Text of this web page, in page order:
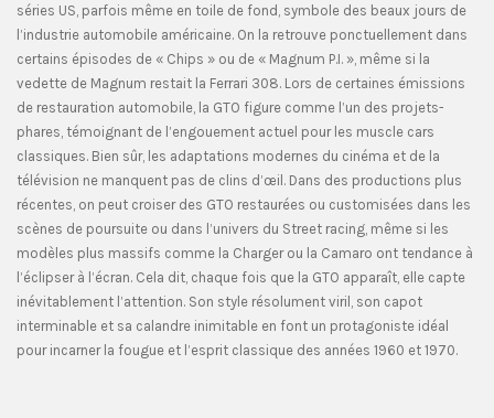
séries US, parfois même en toile de fond, symbole des beaux jours de
l’industrie automobile américaine. On la retrouve ponctuellement dans
certains épisodes de « Chips » ou de « Magnum P.I. », même si la
vedette de Magnum restait la Ferrari 308. Lors de certaines émissions
de restauration automobile, la GTO figure comme l’un des projets-
phares, témoignant de l’engouement actuel pour les muscle cars
classiques. Bien sûr, les adaptations modernes du cinéma et de la
télévision ne manquent pas de clins d’œil. Dans des productions plus
récentes, on peut croiser des GTO restaurées ou customisées dans les
scènes de poursuite ou dans l’univers du Street racing, même si les
modèles plus massifs comme la Charger ou la Camaro ont tendance à
l’éclipser à l’écran. Cela dit, chaque fois que la GTO apparaît, elle capte
inévitablement l’attention. Son style résolument viril, son capot
interminable et sa calandre inimitable en font un protagoniste idéal
pour incarner la fougue et l’esprit classique des années 1960 et 1970.